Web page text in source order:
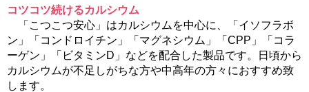
コツコツ続けるカルシウム
「こつこつ安心」はカルシウムを中心に、「イソフラボ
ン」「コンドロイチン」「マグネシウム」「CPP」「コラ
ーゲン」「ビタミンD」などを配合した製品です。日頃から
カルシウムが不足しがちな方や中高年の方々におすすめ致
します。